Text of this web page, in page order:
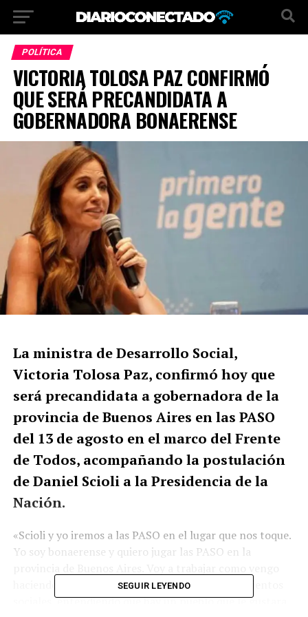
POLÍTICA
VICTORIA TOLOSA PAZ CONFIRMÓ
QUE SERÁ PRECANDIDATA A
GOBERNADORA BONAERENSE
La ministra de Desarrollo Social,
Victoria Tolosa Paz, confirmó hoy que
será precandidata a gobernadora de la
provincia de Buenos Aires en las PASO
del 13 de agosto en el marco del Frente
de Todos, acompañando la postulación
de Daniel Scioli a la Presidencia de la
Nación.
«Scioli y yo iremos a las PASO en el lugar que nos toque.
Yo soy bonaerense y quiero jugar las PASO en la
haciendo con todos los intendentes y los movimientos
sociales, entendiendo que hay un pueblo que le gustara
SEGUIR LEYENDO